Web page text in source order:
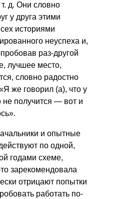
д. Они словно
у друга этими
историями
неуспеха и,
раз-другой
лучшее место,
словно радостно
же говорил (а), что у
не получится — вот и
и опытные
по одной,
годами схеме,
то зарекомендовала
отрицают попытки
работать по-